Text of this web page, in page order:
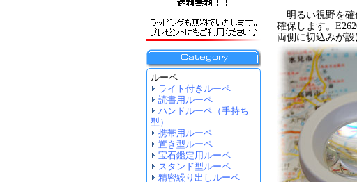
明るい視野を確
確保します。
両側に切込みが設